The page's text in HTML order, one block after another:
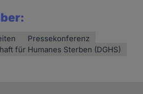
Pressekonferenz
für Humanes Sterben (DGHS)